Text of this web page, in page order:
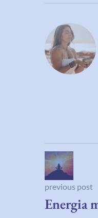
previous post
Energia